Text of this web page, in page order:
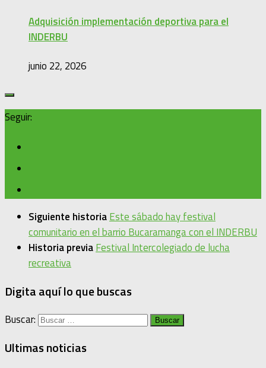
Adquisición implementación deportiva para el
INDERBU
junio 22, 2026
Seguir:
Siguiente historiaEste sábado hay festival
comunitario en el barrio Bucaramanga con el INDERBU
Historia previaFestival Intercolegiado de lucha
recreativa
Digita aquí lo que buscas
Buscar:
Ultimas noticias